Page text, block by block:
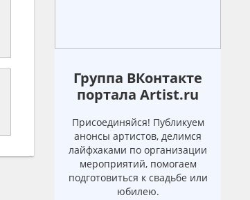
Группа ВКонтакте
портала Artist.ru
Присоединяйся! Публикуем
анонсы артистов, делимся
лайфхаками по организации
мероприятий, помогаем
подготовиться к свадьбе или
юбилею.